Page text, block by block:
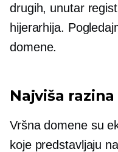
drugih, unutar
hijerarhija.
domene.
Najviša razina
Vršnadomene su
koje predstavljaju